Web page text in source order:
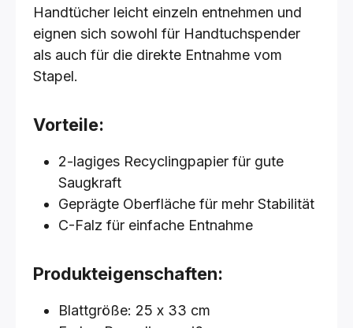
Handtücher leicht einzeln entnehmen und
eignen sich sowohl für Handtuchspender
als auch für die direkte Entnahme vom
Stapel.
Vorteile:
2-lagiges Recyclingpapier für gute
Saugkraft
Geprägte Oberfläche für mehr Stabilität
C-Falz für einfache Entnahme
Produkteigenschaften:
Blattgröße: 25 x 33 cm